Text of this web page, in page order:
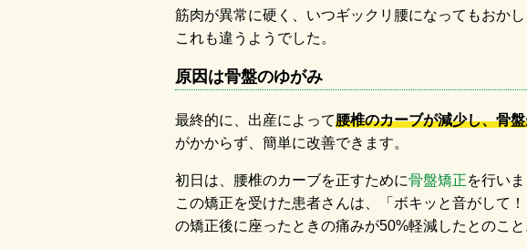
筋肉が異常に硬く、いつギックリ腰になってもおか
これも違うようでした。
原因は骨盤のゆがみ
最終的に、出産によって腰椎のカーブが減少し、骨
がかからず、簡単に改善できます。
初日は、腰椎のカーブを正すために骨盤矯正を行いま
この矯正を受けた患者さんは、「ボキッと音がして
の矯正後に座ったときの痛みが50%軽減したとのこ